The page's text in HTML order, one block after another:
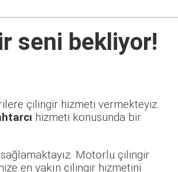
seni bekliyor!
çilingir hizmeti vermekteyiz.
hizmeti konusunda bir
Motorlu çilingir
en yakın çilingir hizmetini